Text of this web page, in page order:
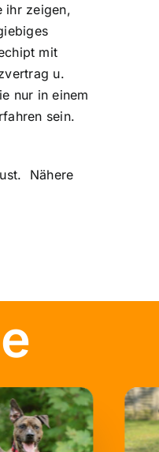
ihr zeigen,
mit
u.
nur in einem
sein.
Nähere